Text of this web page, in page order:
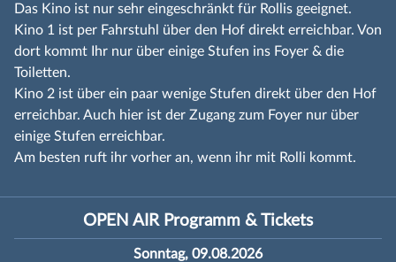
Das Kino ist nur sehr eingeschränkt für Rollis geeignet.
Kino 1 ist per Fahrstuhl über den Hof direkt erreichbar. Von
dort kommt Ihr nur über einige Stufen ins Foyer & die
Toiletten.
Kino 2 ist über ein paar wenige Stufen direkt über den Hof
erreichbar. Auch hier ist der Zugang zum Foyer nur über
einige Stufen erreichbar.
Am besten ruft ihr vorher an, wenn ihr mit Rolli kommt.
OPEN AIR Programm & Tickets
Sonntag, 09.08.2026